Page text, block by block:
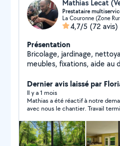
Prestataire
La Couronne (Zone
4,7/5 (72 avis)
Présentation
Bricolage, jardinage,
meubles, fixations, aide
Dernier avis laissé par
Il y a 1 mois
Mathias a été réactif à notre
avec nous le chantier. Travail terminé
petits travaux.